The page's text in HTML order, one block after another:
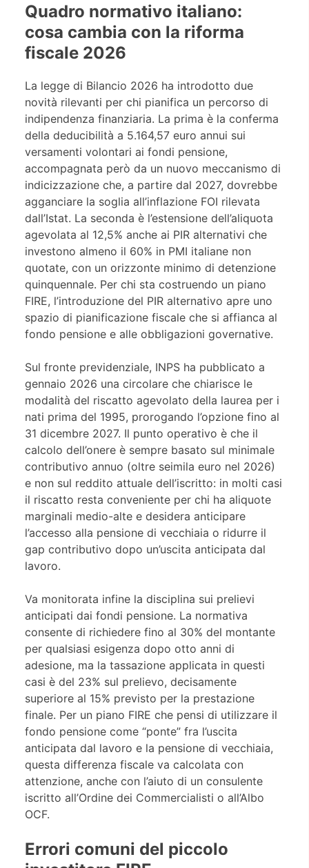
Quadro normativo italiano:
cosa cambia con la riforma
fiscale 2026
La legge di Bilancio 2026 ha introdotto due
novità rilevanti per chi pianifica un percorso di
indipendenza finanziaria. La prima è la conferma
della deducibilità a 5.164,57 euro annui sui
versamenti volontari ai fondi pensione,
accompagnata però da un nuovo meccanismo di
indicizzazione che, a partire dal 2027, dovrebbe
agganciare la soglia all’inflazione FOI rilevata
dall’Istat. La seconda è l’estensione dell’aliquota
agevolata al 12,5% anche ai PIR alternativi che
investono almeno il 60% in PMI italiane non
quotate, con un orizzonte minimo di detenzione
quinquennale. Per chi sta costruendo un piano
FIRE, l’introduzione del PIR alternativo apre uno
spazio di pianificazione fiscale che si affianca al
fondo pensione e alle obbligazioni governative.
Sul fronte previdenziale, INPS ha pubblicato a
gennaio 2026 una circolare che chiarisce le
modalità del riscatto agevolato della laurea per i
nati prima del 1995, prorogando l’opzione fino al
31 dicembre 2027. Il punto operativo è che il
calcolo dell’onere è sempre basato sul minimale
contributivo annuo (oltre seimila euro nel 2026)
e non sul reddito attuale dell’iscritto: in molti casi
il riscatto resta conveniente per chi ha aliquote
marginali medio-alte e desidera anticipare
l’accesso alla pensione di vecchiaia o ridurre il
gap contributivo dopo un’uscita anticipata dal
lavoro.
Va monitorata infine la disciplina sui prelievi
anticipati dai fondi pensione. La normativa
consente di richiedere fino al 30% del montante
per qualsiasi esigenza dopo otto anni di
adesione, ma la tassazione applicata in questi
casi è del 23% sul prelievo, decisamente
superiore al 15% previsto per la prestazione
finale. Per un piano FIRE che pensi di utilizzare il
fondo pensione come “ponte” fra l’uscita
anticipata dal lavoro e la pensione di vecchiaia,
questa differenza fiscale va calcolata con
attenzione, anche con l’aiuto di un consulente
iscritto all’Ordine dei Commercialisti o all’Albo
OCF.
Errori comuni del piccolo